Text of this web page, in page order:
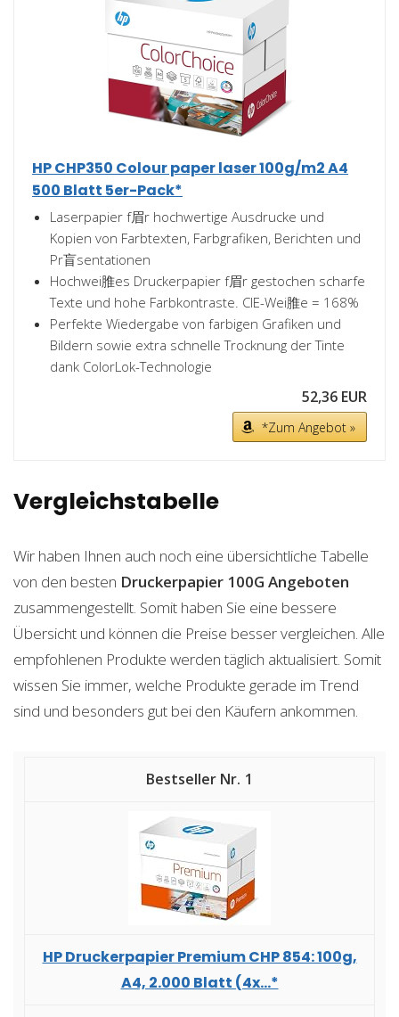
HP CHP350 Colour paper laser 100g/m2 A4
500 Blatt 5er-Pack*
Laserpapier f眉r hochwertige Ausdrucke und
Kopien von Farbtexten, Farbgrafiken, Berichten und
Pr盲sentationen
Hochwei脽es Druckerpapier f眉r gestochen scharfe
Texte und hohe Farbkontraste. CIE-Wei脽e = 168%
Perfekte Wiedergabe von farbigen Grafiken und
Bildern sowie extra schnelle Trocknung der Tinte
dank ColorLok-Technologie
52,36 EUR
*Zum Angebot »
Vergleichstabelle
Wir haben Ihnen auch noch eine übersichtliche Tabelle
von den besten Druckerpapier 100G Angeboten
zusammengestellt. Somit haben Sie eine bessere
Übersicht und können die Preise besser vergleichen. Alle
empfohlenen Produkte werden täglich aktualisiert. Somit
wissen Sie immer, welche Produkte gerade im Trend
sind und besonders gut bei den Käufern ankommen.
1
HP Druckerpapier Premium CHP 854: 100g,
A4, 2.000 Blatt (4x...*